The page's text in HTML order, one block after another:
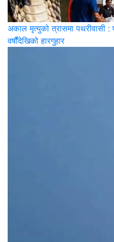
अकाल मृत्युको त्रासमा पथरीवासी :
वर्षौंदेखिको हारगुहार